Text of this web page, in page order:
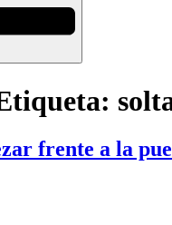
frente a la